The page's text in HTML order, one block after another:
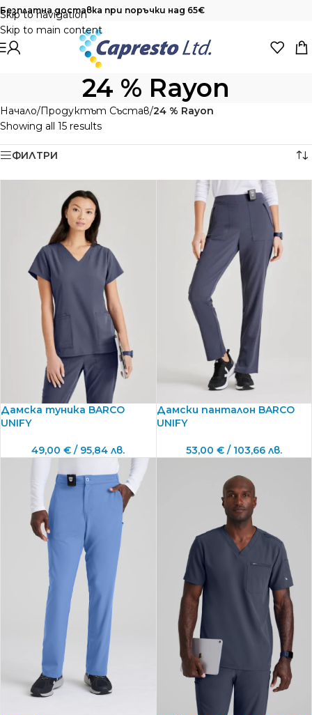
Skip to navigation
Skip to main content
Безплатна доставка при поръчки над 65€
24 % Rayon
Начало/Продуктът Състав/24 % Rayon
Showing all 15 results
ФИЛТРИ
Дамска туника BARCO
UNIFY
49,00€ / 95,84 лв.
Дамски панталон BARCO
UNIFY
53,00 €/ 103,66 лв.